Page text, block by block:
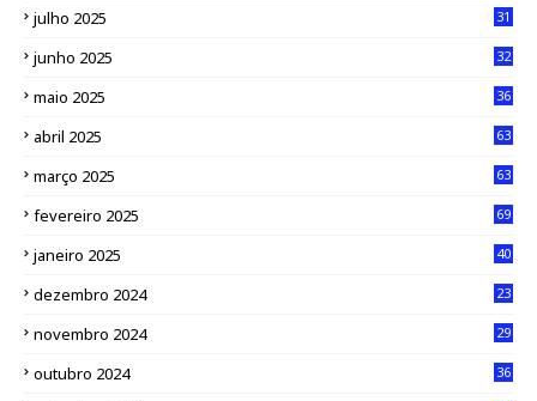
julho 2025 31
junho 2025 32
maio 2025 36
abril 2025 63
março 2025 63
fevereiro 2025 69
janeiro 2025 40
dezembro 2024 23
novembro 2024 29
outubro 2024 36